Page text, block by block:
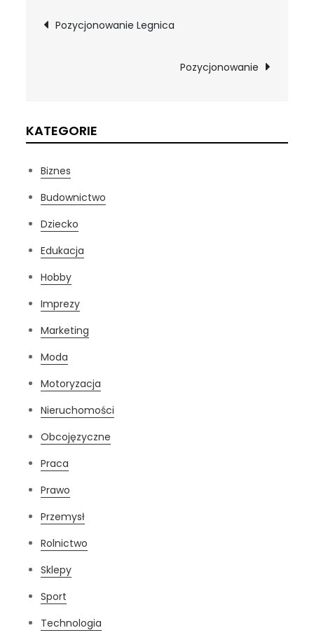
Nawigacja
Pozycjonowanie Legnica
Pozycjonowanie
KATEGORIE
Biznes
Budownictwo
Dziecko
Edukacja
Hobby
Imprezy
Marketing
Moda
Motoryzacja
Nieruchomości
Obcojęzyczne
Praca
Prawo
Przemysł
Rolnictwo
Sklepy
Sport
Technologia